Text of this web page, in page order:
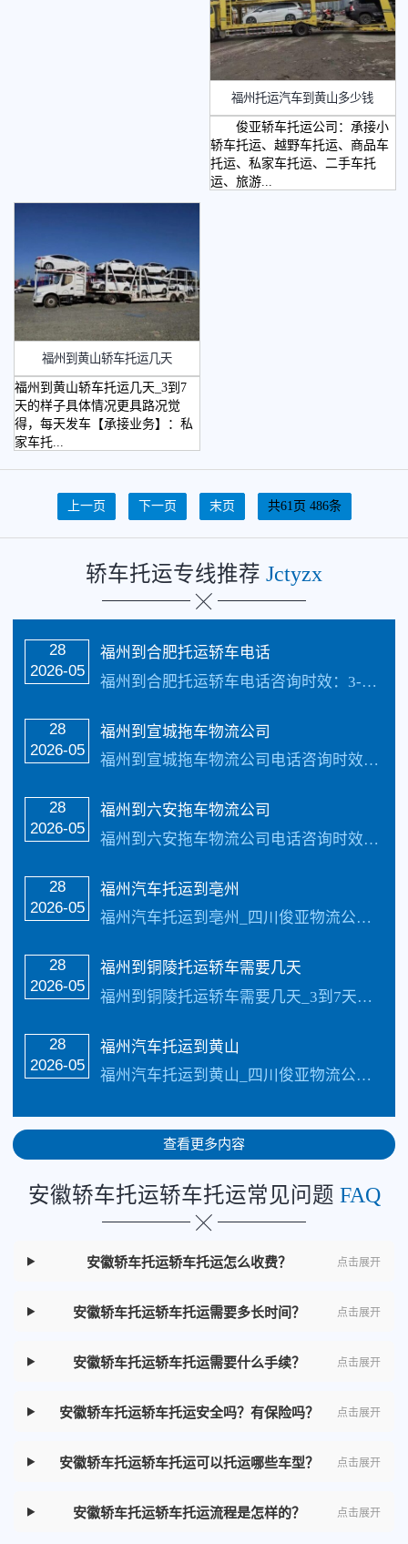
福州托运汽车到黄山多少钱
俊亚轿车托运公司：承接小
轿车托运、越野车托运、商品车
托运、私家车托运、二手车托
运、旅游...
福州到黄山轿车托运几天
福州到黄山轿车托运几天_3到7
天的样子具体情况更具路况觉
得，每天发车【承接业务】：私
家车托...
上一页 下一页 末页 共61页 486条
轿车托运专线推荐 Jctyzx
28
2026-05
福州到合肥托运轿车电话
福州到合肥托运轿车电话咨询时效：3-7天_收费标准更具具体的车型、不同的牌子价值不同价格也不同还有季节性都是影响价格的因素，具体价格请电话咨询，每天发车【承…
28
2026-05
福州到宣城拖车物流公司
福州到宣城拖车物流公司电话咨询时效：3-7天_收费标准更具具体的车型、不同的牌子价值不同价格也不同还有季节性都是影响价格的因素，具体价格请电话咨询，每天发车…
28
2026-05
福州到六安拖车物流公司
福州到六安拖车物流公司电话咨询时效：3-7天_收费标准更具具体的车型、不同的牌子价值不同价格也不同还有季节性都是影响价格的因素，具体价格请电话咨询，每天发车…
28
2026-05
福州汽车托运到亳州
福州汽车托运到亳州_四川俊亚物流公司（133-5002-3601）每天发车【承接业务】：私家车托运、汽车托运、小汽车托运、越野车托运、商务车托运、商品车、试…
28
2026-05
福州到铜陵托运轿车需要几天
福州到铜陵托运轿车需要几天_3到7天的样子具体情况更具路况觉得，每天发车【承接业务】：私家车托运、轿车托运、小轿车托运、越野车托运、商务车托运、商品车、试驾…
28
2026-05
福州汽车托运到黄山
福州汽车托运到黄山_四川俊亚物流公司（133-5002-3601）每天发车【承接业务】：私家车托运、汽车托运、小汽车托运、越野车托运、商务车托运、商品车、试…
查看更多内容
安徽轿车托运轿车托运常见问题 FAQ
安徽轿车托运轿车托运怎么收费？ 点击展开
安徽轿车托运轿车托运需要多长时间？ 点击展开
安徽轿车托运轿车托运需要什么手续？ 点击展开
安徽轿车托运轿车托运安全吗？有保险吗？ 点击展开
安徽轿车托运轿车托运可以托运哪些车型？ 点击展开
安徽轿车托运轿车托运流程是怎样的？ 点击展开